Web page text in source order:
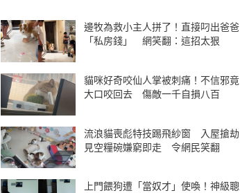
邊牧為救小主人拼了！直接叼出爸爸
「私房錢」 網笑翻：這招太狠
貓咪好奇咬仙人掌被刺痛！不信邪竟
大口咬回去 傷敵一千自損八百
流浪貓喪彪特技踢飛紗窗 入屋搶劫
見空糧碗嫌窮即走 令網民笑翻
上門餵狗遭「當奴才」使喚！神級聰